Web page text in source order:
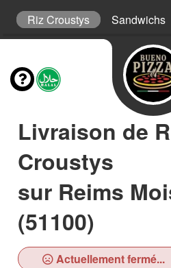
Riz Croustys Sandwichs
Livraison de
Croustys
sur Reims
(51100)
Actuellement fermé...